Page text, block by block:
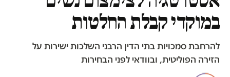
במוקדי קבלת החלטות
להרחבת סמכויות בתי הדין הרבני השלכות ישירות על
הזירה הפוליטית, ובוודאי לפני הבחירות